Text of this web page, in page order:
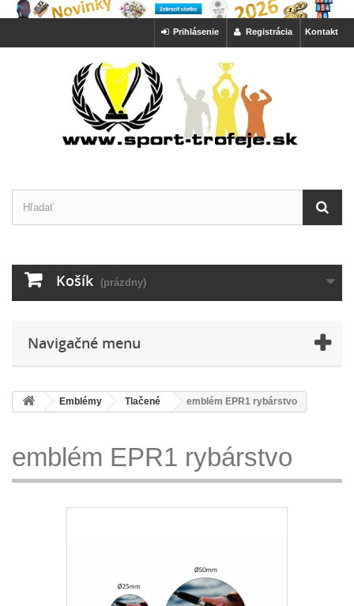
Kontakt
Registrácia
Prihlásenie
Košík (prázdny)
Navigačné menu
Emblémy Tlačené emblém EPR1 rybárstvo
emblém EPR1 rybárstvo